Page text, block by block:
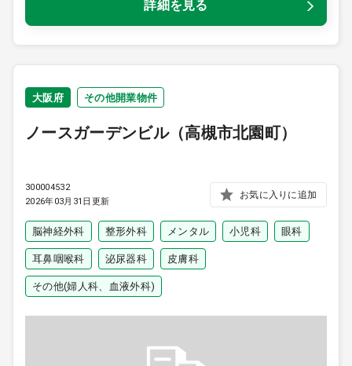
詳細を見る
大阪府 その他開業物件
ノースガーデンビル（高槻市北園町）
300004532
2026年03月31日更新
お気に入りに追加
脳神経外科 整形外科 メンタル 小児科 眼科
耳鼻咽喉科 泌尿器科 皮膚科
その他(婦人科、血液外科)